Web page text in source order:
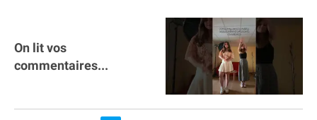
On lit vos
commentaires...